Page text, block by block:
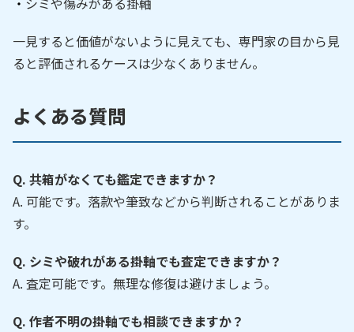
一見すると価値がないように見えても、専門家の目から見
ると評価されるケースは少なくありません。
よくある質問
Q. 共箱がなくても鑑定できますか？
A. 可能です。落款や筆致などから判断されることがありま
す。
Q. シミや破れがある掛軸でも査定できますか？
A. 査定可能です。無理な修復は避けましょう。
Q. 作者不明の掛軸でも相談できますか？